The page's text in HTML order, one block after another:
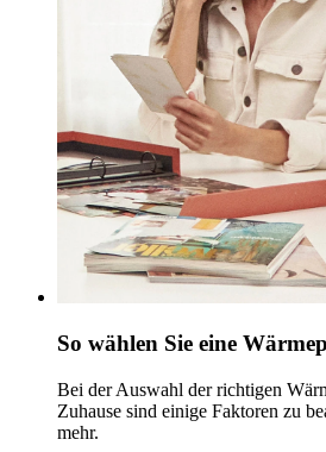
So wählen Sie eine
Bei der Auswahl der richtigen
Zuhause sind einige Faktoren zu
mehr.